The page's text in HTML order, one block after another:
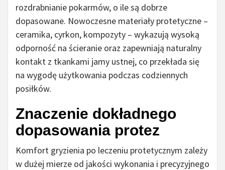
rozdrabnianie pokarmów, o ile są dobrze
dopasowane. Nowoczesne materiały protetyczne –
ceramika, cyrkon, kompozyty – wykazują wysoką
odporność na ścieranie oraz zapewniają naturalny
kontakt z tkankami jamy ustnej, co przekłada się
na wygodę użytkowania podczas codziennych
posiłków.
Znaczenie dokładnego
dopasowania protez
Komfort gryzienia po leczeniu protetycznym zależy
w dużej mierze od jakości wykonania i precyzyjnego